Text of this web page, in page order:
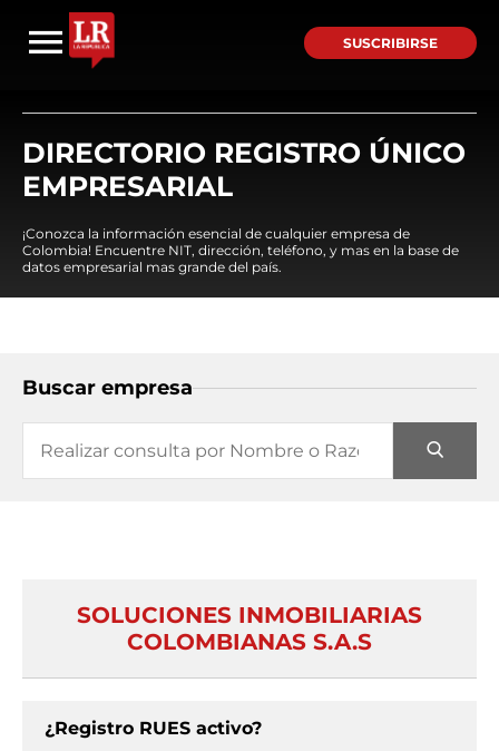
SUSCRIBIRSE
DIRECTORIO REGISTRO ÚNICO
EMPRESARIAL
¡Conozca la información esencial de cualquier empresa de
Colombia! Encuentre NIT, dirección, teléfono, y mas en la base de
datos empresarial mas grande del país.
Buscar empresa
SOLUCIONES INMOBILIARIAS
COLOMBIANAS S.A.S
¿Registro RUES activo?